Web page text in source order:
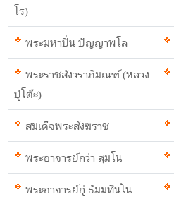
โร)
พระมหาปิ่น ปัญญาพโล
พระราชสังวราภิมณฑ์ (หลวง
ปู่โต๊ะ)
สมเด็จพระสังฆราช
พระอาจารย์กว่า สุมโน
พระอาจารย์กู่ ธัมมทินโน